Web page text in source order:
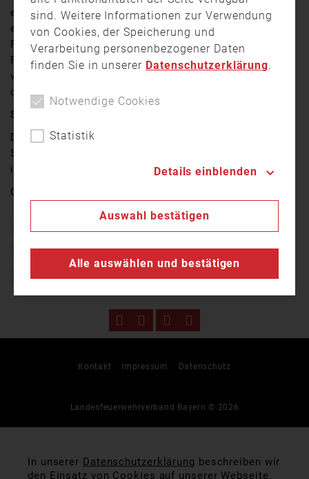
einem ehemaligen Fabrikgelände in der Hofer Straße
ein. Eine Anwohnerin meldete das Feuer. Als die
Feuerwehrkräfte eintrafen, standen bereits schwarze
Rauchwolken über dem Gebäude. Glücklicherweise
wurde niemand verletzt und es gelang der Feuerwehr,
die Flammen rasch zu löschen.
Sachschaden von rund 100.000 Euro
Der Brandschaden beläuft sich nach ersten
Schätzungen auf etwa 100.000 Euro. Die Brandursache
ist derzeit noch unklar.
Quelle:
Feuerwehr Flammen Freiwillig Freiwillige Feuerwehr
Kontakt Impressum Datenschutz
Landesfeuerwehrverband Bayern © 2026
sind. Weitere Informationen zur Verwendung
von Cookies, der Speicherung und
Verarbeitung personenbezogener Daten
finden Sie in unserer Datenschutzerklärung.
Notwendige Cookies
Statistik
Details einblenden
Auswahl bestätigen
Alle auswählen und bestätigen
In unserer Datenschutzerklärung beschreiben wir
den Einsatz von Cookies auf unserer Webseite.